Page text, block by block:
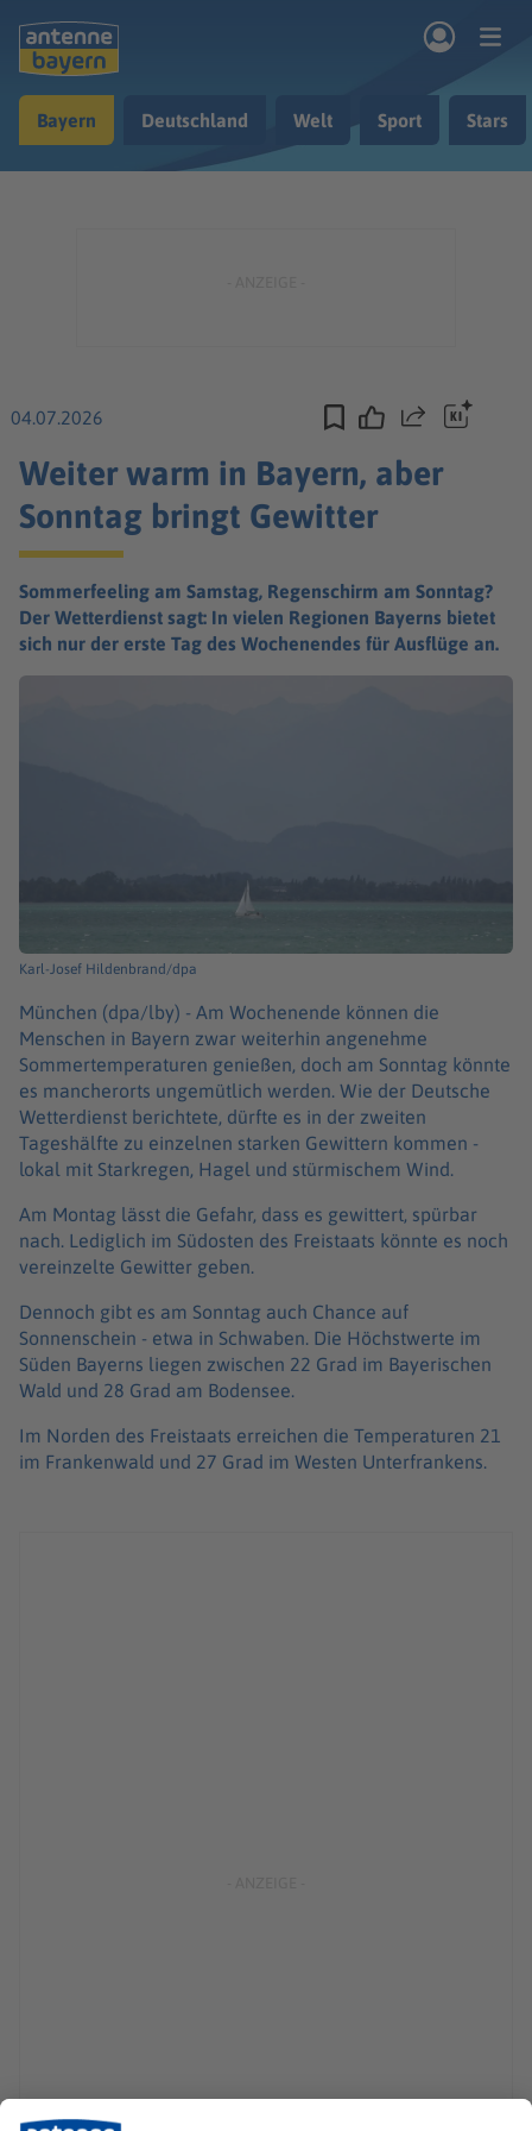
Musik & Radio
Bayern Deutschland Welt Sport Stars
04.07.2026 Teilen
Weiter warm in Bayern, aber
Sonntag bringt Gewitter
Sommerfeeling am Samstag, Regenschirm am Sonntag?
Der Wetterdienst sagt: In vielen Regionen Bayerns bietet
sich nur der erste Tag des Wochenendes für Ausflüge an.
Karl-Josef Hildenbrand/dpa
München (dpa/lby) - Am Wochenende können die
Menschen in Bayern zwar weiterhin angenehme
Sommertemperaturen genießen, doch am Sonntag könnte
es mancherorts ungemütlich werden. Wie der Deutsche
Wetterdienst berichtete, dürfte es in der zweiten
Tageshälfte zu einzelnen starken Gewittern kommen -
lokal mit Starkregen, Hagel und stürmischem Wind.
Am Montag lässt die Gefahr, dass es gewittert, spürbar
nach. Lediglich im Südosten des Freistaats könnte es noch
vereinzelte Gewitter geben.
Dennoch gibt es am Sonntag auch Chance auf
Sonnenschein - etwa in Schwaben. Die Höchstwerte im
Süden Bayerns liegen zwischen 22 Grad im Bayerischen
Wald und 28 Grad am Bodensee.
Im Norden des Freistaats erreichen die Temperaturen 21
im Frankenwald und 27 Grad im Westen Unterfrankens.